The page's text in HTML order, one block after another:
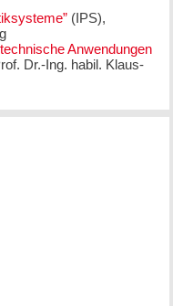
(IPS),
Anwendungen
Dr.-Ing. habil. Klaus-